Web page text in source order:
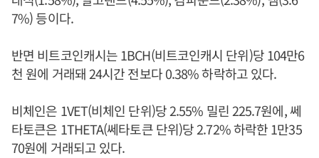
7%) 등이다.
반면 비트코인캐시는 1BCH(비트코인캐시 단위)당 104만6
천 원에 거래돼 24시간 전보다 0.38% 하락하고 있다.
비체인은 1VET(비체인 단위)당 2.55% 밀린 225.7원에, 쎄
타토큰은 1THETA(쎄타토큰 단위)당 2.72% 하락한 1만35
70원에 거래되고 있다.